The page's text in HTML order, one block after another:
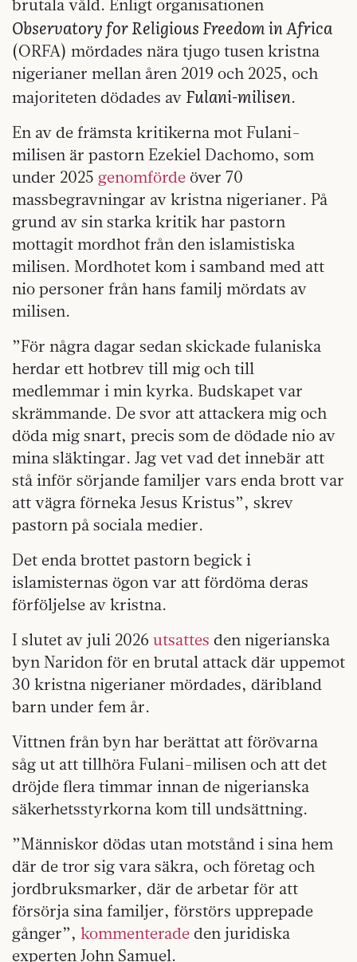
brutala våld. Enligt organisationen
Observatory for Religious Freedom in Africa
(ORFA) mördades nära tjugo tusen kristna
nigerianer mellan åren 2019 och 2025, och
majoriteten dödades av Fulani-milisen.
En av de främsta kritikerna mot Fulani-
milisen är pastorn Ezekiel Dachomo, som
under 2025 genomförde över 70
massbegravningar av kristna nigerianer. På
grund av sin starka kritik har pastorn
mottagit mordhot från den islamistiska
milisen. Mordhotet kom i samband med att
nio personer från hans familj mördats av
milisen.
”För några dagar sedan skickade fulaniska
herdar ett hotbrev till mig och till
medlemmar i min kyrka. Budskapet var
skrämmande. De svor att attackera mig och
döda mig snart, precis som de dödade nio av
mina släktingar. Jag vet vad det innebär att
stå inför sörjande familjer vars enda brott var
att vägra förneka Jesus Kristus”, skrev
pastorn på sociala medier.
Det enda brottet pastorn begick i
islamisternas ögon var att fördöma deras
förföljelse av kristna.
I slutet av juli 2026 utsattes den nigerianska
byn Naridon för en brutal attack där uppemot
30 kristna nigerianer mördades, däribland
barn under fem år.
Vittnen från byn har berättat att förövarna
såg ut att tillhöra Fulani-milisen och att det
dröjde flera timmar innan de nigerianska
säkerhetsstyrkorna kom till undsättning.
”Människor dödas utan motstånd i sina hem
där de tror sig vara säkra, och företag och
jordbruksmarker, där de arbetar för att
försörja sina familjer, förstörs upprepade
gånger”, kommenterade den juridiska
experten John Samuel.